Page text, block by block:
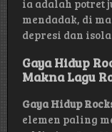
ia adalah potret
mendadak, di
depresi dan
Gaya Hidup
Makna Lagu
Gaya Hidup
elemen paling